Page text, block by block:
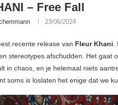
– Free Fall
23/06/2024
recente release van Fleur Khani.
stereotypes afschudden. Het gaat
in chaos, en je helemaal niets
soms is loslaten het enige dat we